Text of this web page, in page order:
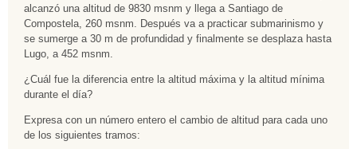
alcanzó una altitud de 9830 msnm y llega a Santiago de
Compostela, 260 msnm. Después va a practicar submarinismo y
se sumerge a 30 m de profundidad y finalmente se desplaza hasta
Lugo, a 452 msnm.
¿Cuál fue la diferencia entre la altitud máxima y la altitud mínima
durante el día?
Expresa con un número entero el cambio de altitud para cada uno
de los siguientes tramos: